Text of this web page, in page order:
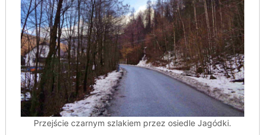
Przejście czarnym szlakiem przez osiedle Jagódki.